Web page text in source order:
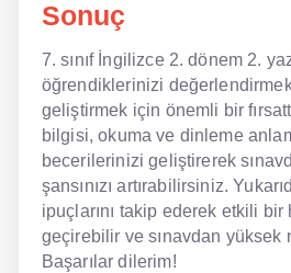
Sonuç
7. sınıf İngilizce 2. dönem 2.
öğrendiklerinizi
geliştirmek için önemli bir
bilgisi, okuma ve dinleme
becerilerinizi geliştirerek
şansınızı artırabilirsiniz.
ipuçlarını takip ederek etkili bir
geçirebilir ve sınavdan yüksek
Başarılar dilerim!